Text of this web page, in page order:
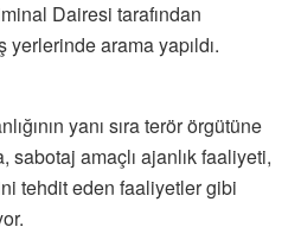
Dairesi tarafından
arama yapıldı.
yanı sıra terör örgütüne
sabotaj amaçlı ajanlık faaliyeti,
tehdit eden faaliyetler gibi